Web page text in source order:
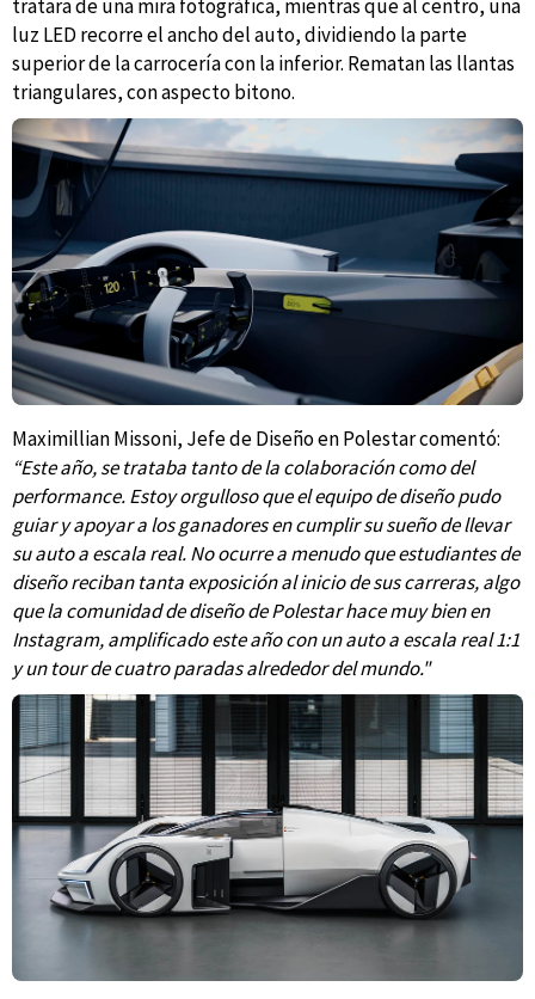
tratara de una mira fotográfica, mientras que al centro, una
luz LED recorre el ancho del auto, dividiendo la parte
superior de la carrocería con la inferior. Rematan las llantas
triangulares, con aspecto bitono.
Maximillian Missoni, Jefe de Diseño en Polestar comentó:
“Este año, se trataba tanto de la colaboración como del
performance. Estoy orgulloso que el equipo de diseño pudo
guiar y apoyar a los ganadores en cumplir su sueño de llevar
su auto a escala real. No ocurre a menudo que estudiantes de
diseño reciban tanta exposición al inicio de sus carreras, algo
que la comunidad de diseño de Polestar hace muy bien en
Instagram, amplificado este año con un auto a escala real 1:1
y un tour de cuatro paradas alrededor del mundo."